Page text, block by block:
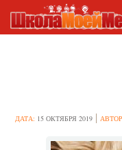
ДАТА: 15 ОКТЯБРЯ 2019